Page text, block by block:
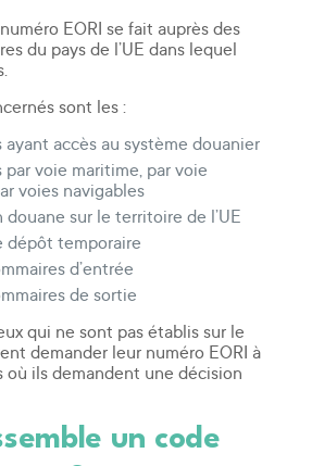
EORI se fait auprès des
du pays de l’UE dans lequel
sont les :
ayant accès au système douanier
par voie maritime, par voie
voies navigables
douane sur le territoire de l’UE
dépôt temporaire
d’entrée
de sortie
qui ne sont pas établis sur le
demander leur numéro EORI à
où ils demandent une décision
un code